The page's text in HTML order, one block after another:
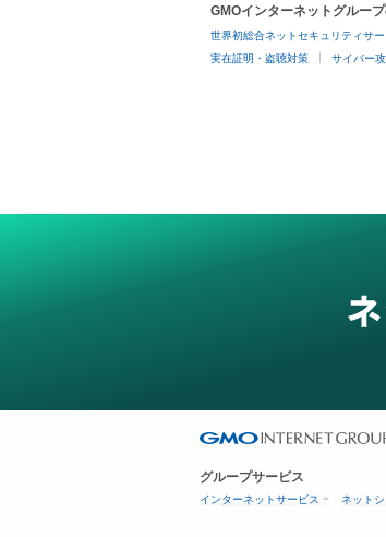
GMOインターネットグルー
世界初総合ネットセキュリティサ
実在証明・盗聴対策 サイバー
グループサービス
インターネットサービス ネット